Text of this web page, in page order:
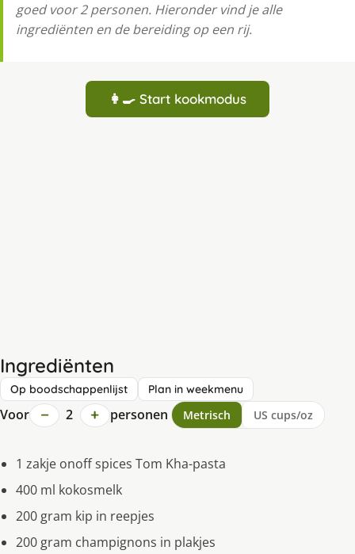
goed voor 2 personen. Hieronder vind je alle
ingrediënten en de bereiding op een rij.
👩‍🍳 Start kookmodus
Ingrediënten
Op boodschappenlijst Plan in weekmenu
Voor − 2 + personen Metrisch US cups/oz
1 zakje onoff spices Tom Kha-pasta
400 ml kokosmelk
200 gram kip in reepjes
200 gram champignons in plakjes